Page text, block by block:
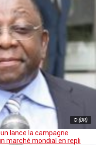
© (DR)
lance la campagne
marché mondial en repli